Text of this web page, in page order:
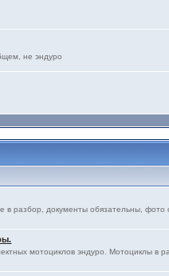
не эндуро
в разбор, документы обязательны, фото
мотоциклов эндуро. Мотоциклы в